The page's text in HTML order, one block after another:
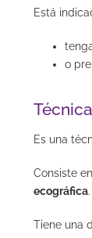
Está
o
Técnica
Es una
Consiste
ecográfica.
Tiene una